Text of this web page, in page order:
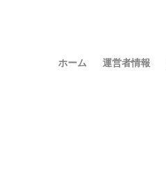
ホーム 運営者情報